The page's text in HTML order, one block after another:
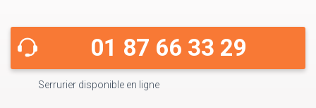
01 87 66 33 29
Serrurier disponible en ligne